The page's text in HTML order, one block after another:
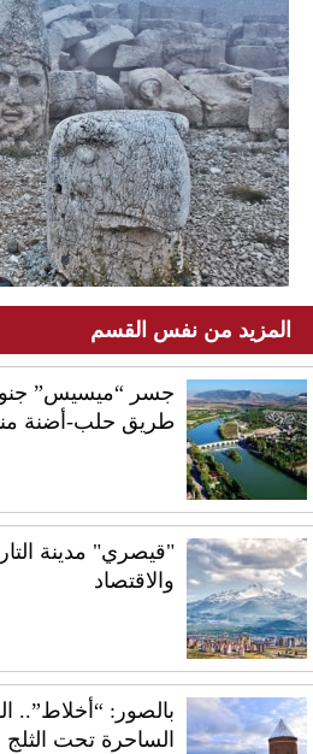
المزيد من نفس القسم
جسر “ميسيس”
طريق حلب-أضنة منذ 1700
"قيصري" مدينة
والاقتصاد
بالصور: “أخلاط”..
الساحرة تحت الثلج